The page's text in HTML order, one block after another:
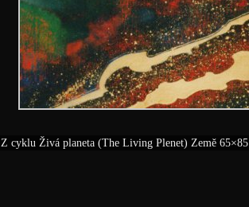
Z cyklu Živá planeta (The Living Plenet) Země 65×85